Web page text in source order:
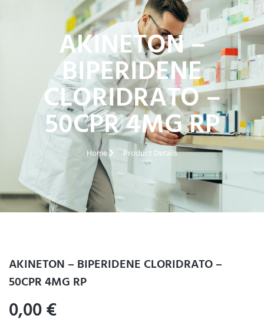
AKINETON –
BIPERIDENE
CLORIDRATO –
50CPR 4MG RP
Home Product Details
AKINETON – BIPERIDENE CLORIDRATO –
50CPR 4MG RP
0,00€